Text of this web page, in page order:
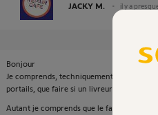
JACKY M. il y a
Bonjour
Je comprends, techniquement parlant,
portails, que faire si un livreur se présente
Autant je comprends que le fait d'avoir un